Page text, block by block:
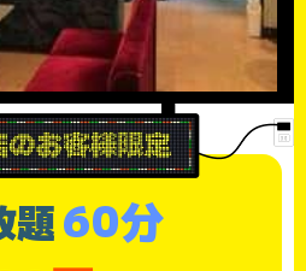
題60分